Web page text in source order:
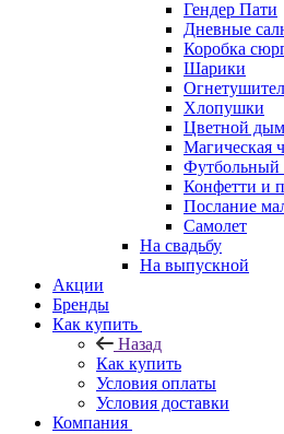
Гендер Пати
Дневные
Коробка
Шарики
Хлопушки
Цветной дым
Магическая
Футбольный
Конфетти и
Послание
Самолет
На свадьбу
На выпускной
Акции
Бренды
Как купить
Назад
Как купить
Условия оплаты
Условия доставки
Компания